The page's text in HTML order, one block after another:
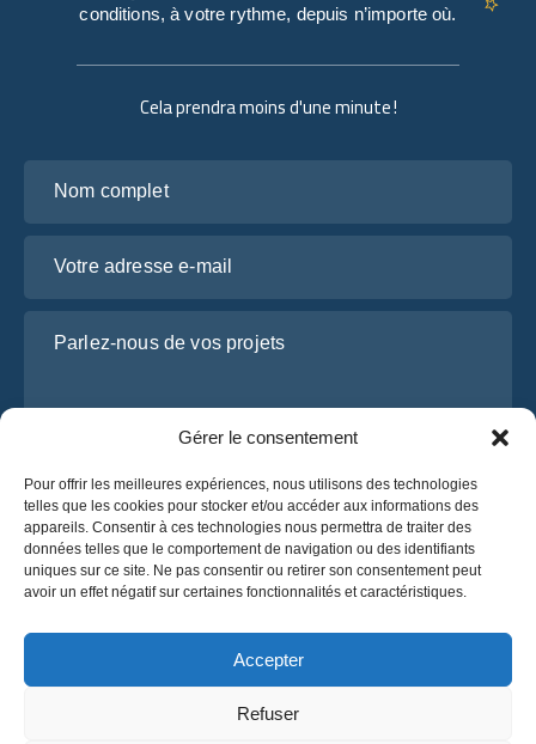
Gérer le consentement
Pour offrir les meilleures expériences, nous utilisons des technologies
telles que les cookies pour stocker et/ou accéder aux informations des
appareils. Consentir à ces technologies nous permettra de traiter des
données telles que le comportement de navigation ou des identifiants
uniques sur ce site. Ne pas consentir ou retirer son consentement peut
avoir un effet négatif sur certaines fonctionnalités et caractéristiques.
Accepter
Refuser
Cela prendra moins d'une minute !
J’ai lu et j’accepte lapolitique de confidentialité
d’OsaBus.
Obtenez un devis
Obtenez un devis
conditions, à votre rythme, depuis n’importe où.